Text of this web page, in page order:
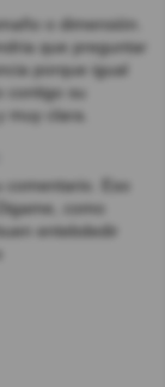
o dimensión.
que preguntar
porque igual
contigo su
muy clara.
comentario. Eso
como
entebdedir